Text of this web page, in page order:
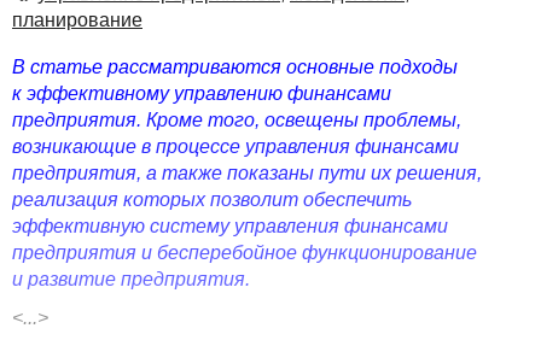
планирование
В статье рассматриваются основные подходы
к эффективному управлению финансами
предприятия. Кроме того, освещены проблемы,
возникающие в процессе управления финансами
предприятия, а также показаны пути их решения,
реализация которых позволит обеспечить
эффективную систему управления финансами
предприятия и бесперебойное функционирование
и развитие предприятия.
<...>